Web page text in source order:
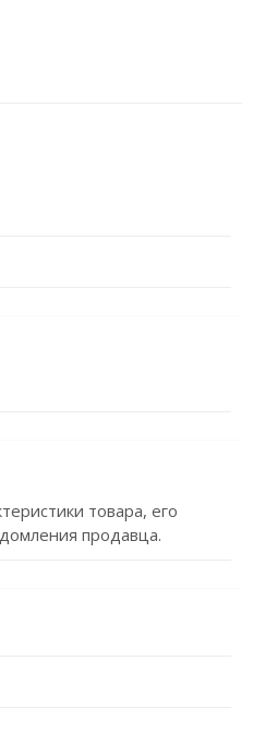
товара, его
продавца.